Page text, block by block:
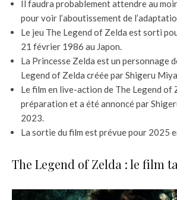
Il faudra probablement attendre au
pour voir l’aboutissement de
Le jeu The Legend of Zelda est sorti
21 février 1986 au Japon.
La Princesse Zelda est un personnage
Legend of Zelda créée par Shigeru
Le film en live-action de The Legend of
préparation et a été annoncé par
2023.
La sortie du film est prévue pour 2025
The Legend of Zelda : le film